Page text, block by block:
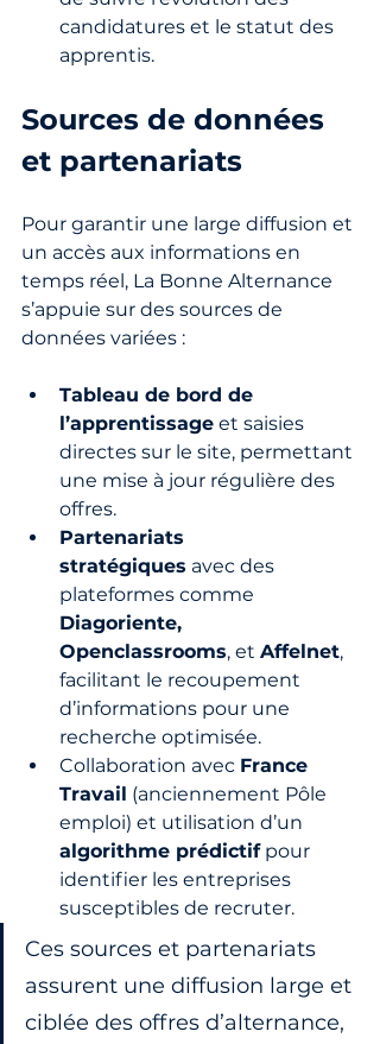
candidatures et le statut des
apprentis.
Sources de données
et partenariats
Pour garantir une large diffusion et
un accès aux informations en
temps réel, La Bonne Alternance
s’appuie sur des sources de
données variées :
Tableau de bord de
l’apprentissage et saisies
directes sur le site, permettant
une mise à jour régulière des
offres.
Partenariats
stratégiques avec des
plateformes comme
Diagoriente,
Openclassrooms, et Affelnet,
facilitant le recoupement
d’informations pour une
recherche optimisée.
Collaboration avec France
Travail (anciennement Pôle
emploi) et utilisation d’un
algorithme prédictif pour
identifier les entreprises
susceptibles de recruter.
Ces sources et partenariats
assurent une diffusion large et
ciblée des offres d’alternance,